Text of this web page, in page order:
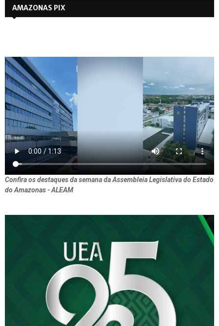
AMAZONAS PIX
Confira os destaques da semana da Assembleia Legislativa do Estado
do Amazonas - ALEAM